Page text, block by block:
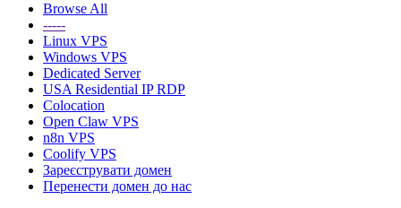
Browse All
-----
Linux VPS
Windows VPS
Dedicated Server
USA Residential IP RDP
Colocation
Open Claw VPS
n8n VPS
Coolify VPS
Зареєструвати домен
Перенести домен до нас